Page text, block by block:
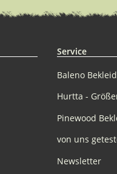
Service
Baleno
Hurtta -
Pinewood
von uns
Newsletter